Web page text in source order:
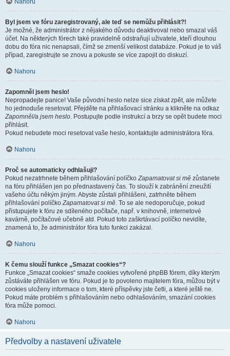
Nahoru
Byl jsem ve fóru zaregistrovaný, ale teď se nemůžu přihlásit?!
Je možné, že administrátor z nějakého důvodu deaktivoval nebo smazal váš
účet. Na některých fórech také pravidelně odstraňují uživatele, kteří dlouhou
dobu do fóra nic nenapsali, čímž se zmenší velikost databáze. Pokud je to váš
případ, zaregistrujte se znovu a pokuste se více zapojit do diskuzí.
Nahoru
Zapomněl jsem heslo!
Nepropadejte panice! Vaše původní heslo nelze sice získat zpět, ale můžete
ho jednoduše resetovat. Přejděte na přihlašovací stránku a klikněte na odkaz
Zapomněl/a jsem heslo. Postupujte podle instrukcí a brzy se opět budete moci
přihlásit.
Pokud nebudete moci resetovat vaše heslo, kontaktujte administrátora fóra.
Nahoru
Proč se automaticky odhlašuji?
Pokud nezatrhnete během přihlašování políčkoZapamatovat si mě zůstanete
na fóru přihlášen jen po přednastavený čas. To slouží k zabránění zneužití
vašeho účtu někým jiným. Abyste zůstali přihlášeni, zatrhněte během
přihlašování políčkoZapamatovat si mě. To se ale nedoporučuje, pokud
přistupujete k fóru ze sdíleného počítače, např. v knihovně, internetové
kavárně, počítačové učebně atd. Pokud toto zaškrtávací políčko nevidíte,
znamená to, že administrátor fóra tuto funkci zakázal.
Nahoru
K čemu slouží funkce „Smazat cookies“?
Funkce „Smazat cookies“ smaže cookies vytvořené phpBB fórem, díky kterým
zůstáváte přihlášen ve fóru. Pokud je to povoleno majitelem fóra, můžou být v
cookies uloženy informace o tom, které příspěvky jste četli, a které ještě ne.
Pokud máte problém s přihlašováním nebo odhlašováním, smazání cookies
fóra může pomoci.
Nahoru
Předvolby a nastavení uživatele